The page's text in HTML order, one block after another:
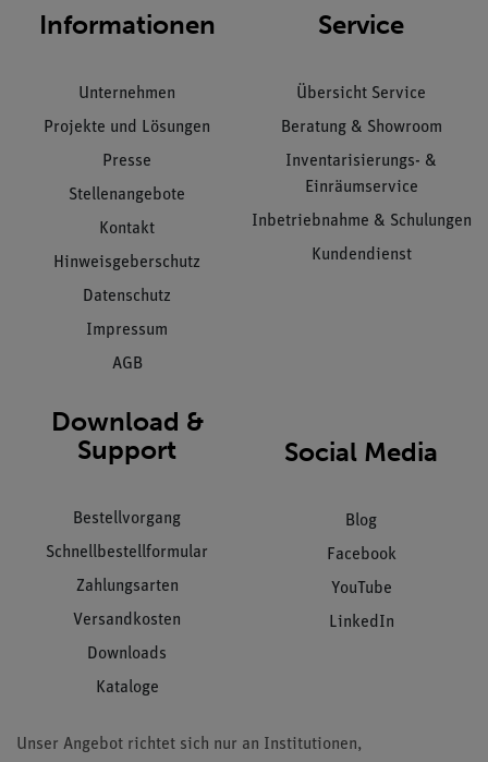
Informationen
Unternehmen
Projekte und Lösungen
Presse
Stellenangebote
Kontakt
Hinweisgeberschutz
Datenschutz
Impressum
AGB
Service
Übersicht Service
Beratung & Showroom
Inventarisierungs- &
Einräumservice
Inbetriebnahme & Schulungen
Kundendienst
Download &
Support
Bestellvorgang
Schnellbestellformular
Zahlungsarten
Versandkosten
Downloads
Kataloge
Social Media
Blog
Facebook
YouTube
LinkedIn
Unser Angebot richtet sich nur an Institutionen,